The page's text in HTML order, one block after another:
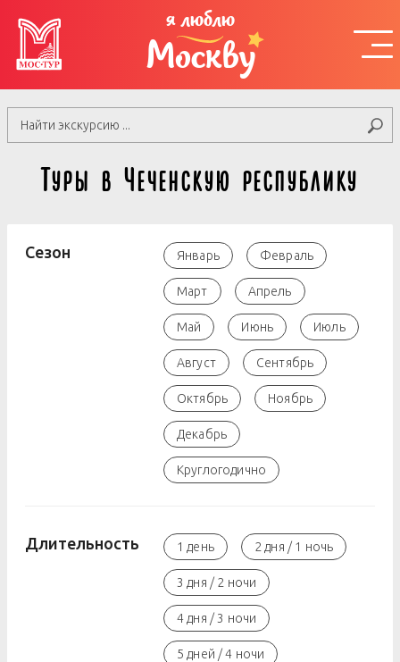
я люблю
Москву
Туры в Чеченскую республику
Сезон Январь Февраль
Март Апрель
Май Июнь Июль
Август Сентябрь
Октябрь Ноябрь
Декабрь
Круглогодично
Длительность 1 день 2 дня / 1 ночь
3 дня / 2 ночи
4 дня / 3 ночи
5 дней / 4 ночи